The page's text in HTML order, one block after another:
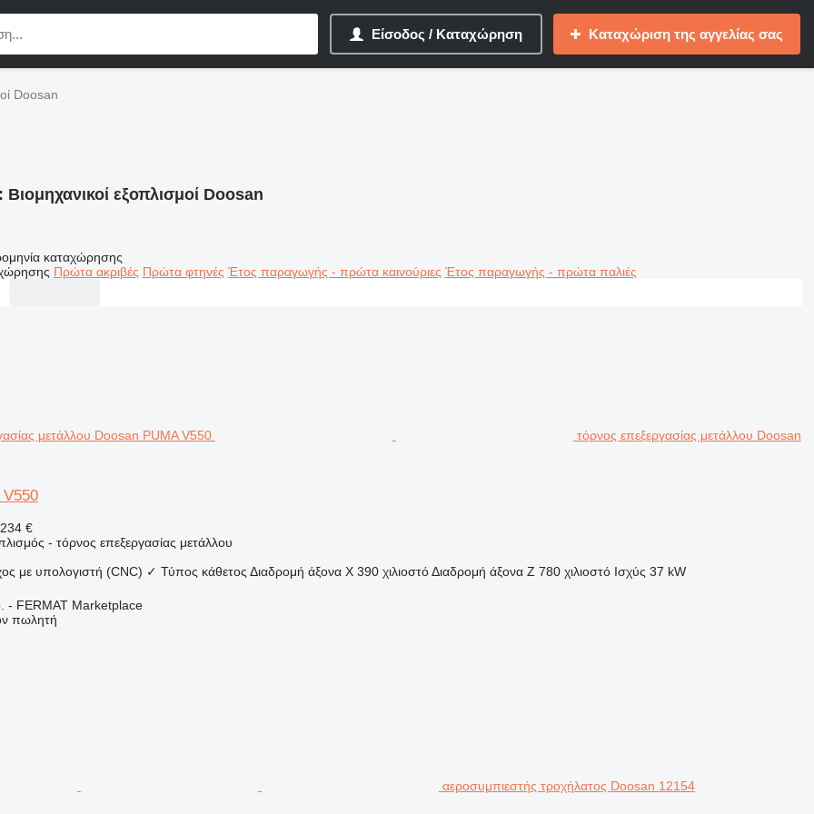
Είσοδος / Καταχώρηση Καταχώριση της αγγελίας σας
Doosan
Βιομηχανικοί εξοπλισμοί Doosan
καταχώρησης
Πρώτα ακριβές Πρώτα φτηνές Έτος παραγωγής - πρώτα καινούριες Έτος παραγωγής - πρώτα παλιές
τόρνος επεξεργασίας μετάλλου Doosan
€
- τόρνος επεξεργασίας μετάλλου
με υπολογιστή (CNC) ✓ Τύπος κάθετος Διαδρομή άξονα X 390 χιλιοστό Διαδρομή άξονα Z 780 χιλιοστό Ισχύς 37 kW
- FERMAT Marketplace
πωλητή
αεροσυμπιεστής τροχήλατος Doosan 12154